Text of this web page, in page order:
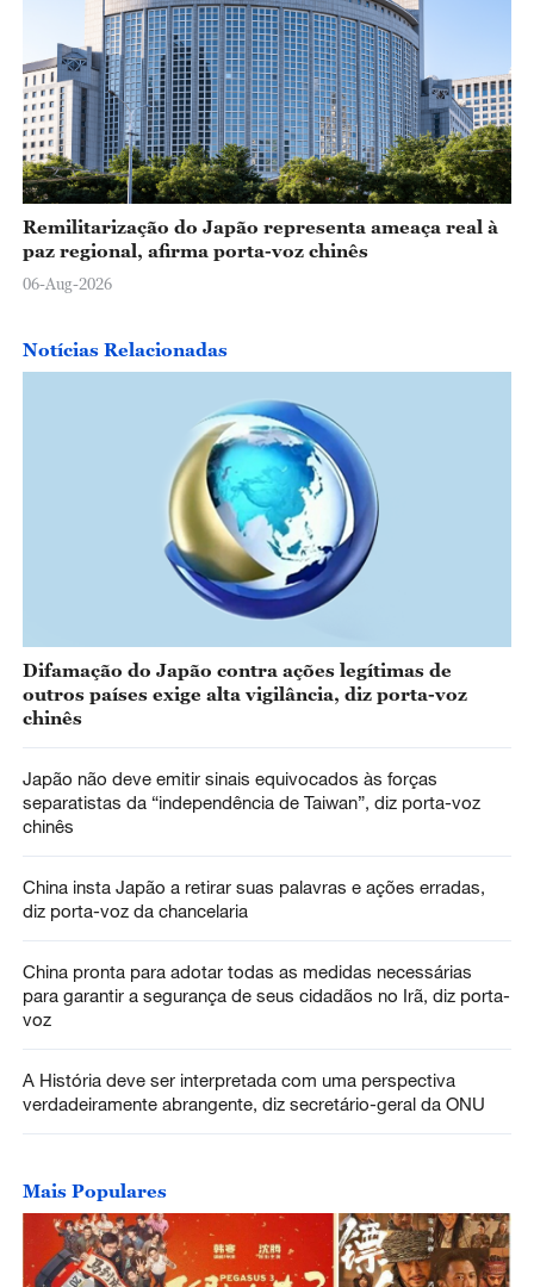
Remilitarização do Japão representa ameaça real à
paz regional, afirma porta-voz chinês
06-Aug-2026
Notícias Relacionadas
Difamação do Japão contra ações legítimas de
outros países exige alta vigilância, diz porta-voz
chinês
Japão não deve emitir sinais equivocados às forças
separatistas da “independência de Taiwan”, diz porta-voz
chinês
China insta Japão a retirar suas palavras e ações erradas,
diz porta-voz da chancelaria
China pronta para adotar todas as medidas necessárias
para garantir a segurança de seus cidadãos no Irã, diz porta-
voz
A História deve ser interpretada com uma perspectiva
verdadeiramente abrangente, diz secretário-geral da ONU
Mais Populares